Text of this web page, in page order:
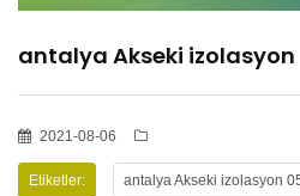
OSMANİYE
İZOLASYON
antalya Akseki izolasyon
2021-08-06
Etiketler: antalya Akseki izolasyon